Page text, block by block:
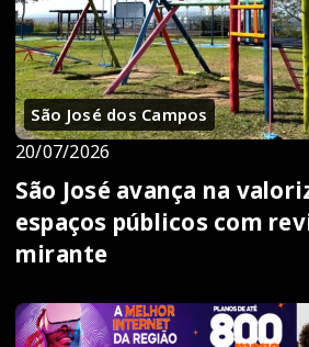
São José dos Campos
20/07/2026
São José avança na
espaços públicos com
mirante